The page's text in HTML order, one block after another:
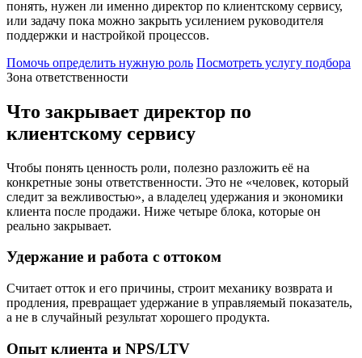
понять, нужен ли именно директор по клиентскому сервису,
или задачу пока можно закрыть усилением руководителя
поддержки и настройкой процессов.
Помочь определить нужную роль Посмотреть услугу подбора
Зона ответственности
Что закрывает директор по
клиентскому сервису
Чтобы понять ценность роли, полезно разложить её на
конкретные зоны ответственности. Это не «человек, который
следит за вежливостью», а владелец удержания и экономики
клиента после продажи. Ниже четыре блока, которые он
реально закрывает.
Удержание и работа с оттоком
Считает отток и его причины, строит механику возврата и
продления, превращает удержание в управляемый показатель,
а не в случайный результат хорошего продукта.
Опыт клиента и NPS/LTV